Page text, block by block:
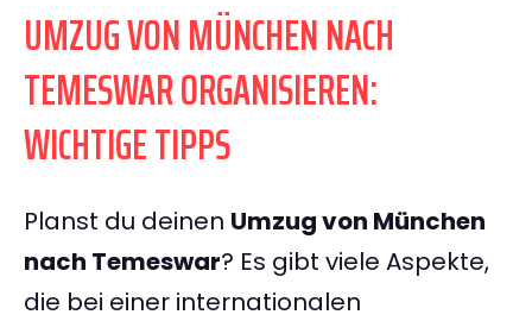
UMZUG VON MÜNCHEN NACH
TEMESWAR ORGANISIEREN:
WICHTIGE TIPPS
Planst du deinen Umzug von München
nach Temeswar? Es gibt viele Aspekte,
die bei einer internationalen